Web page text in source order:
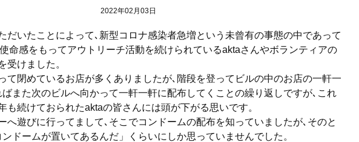
2022年02月03日
だいたことによって､ 新型コロナ感染者急増という未曾有の事態の中であって
命感をもってアウトリーチ活動を続けられているaktaさんやボランティアの
受けました。
て閉めているお店が多くありましたが､ 階段を登ってビルの中のお店の一軒一
ばまた次のビルへ向かって一軒一軒に配布してくことの繰り 返しですが､ これ
も続けておられたaktaの皆さんには頭が下がる思いです。
へ遊びに行ってまして､ そこでコンドームの配布を知っていましたが､そのと
ドームが置いてあるんだ」
くらいにしか思っていませんでした。